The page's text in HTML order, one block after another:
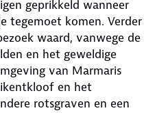
geprikkeld wanneer
tegemoet komen. Verder
waard, vanwege de
en het geweldige
van Marmaris
en het
rotsgraven en een